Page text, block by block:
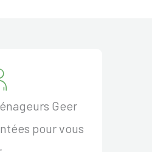
Geer
pour vous